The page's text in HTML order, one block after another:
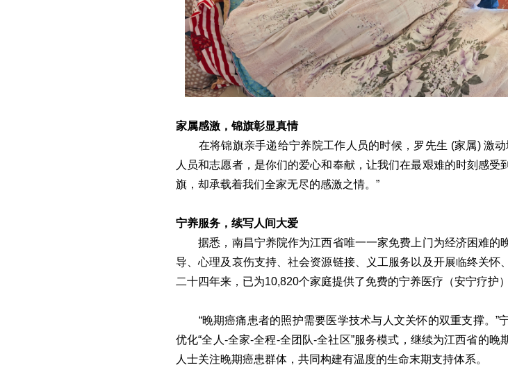
家属感激，锦旗彰显真情
在将锦旗亲手递给宁养院工作人员的时候，罗先生 (家属) 激
人员和志愿者，是你们的爱心和奉献，让我们在最艰难的时刻感受
旗，却承载着我们全家无尽的感激之情。”
宁养服务，续写人间大爱
据悉，南昌宁养院作为江西省唯一一家免费上门为经济困难的
导、心理及哀伤支持、社会资源链接、义工服务以及开展临终关怀
二十四年来，已为10,820个家庭提供了免费的宁养医疗（安宁疗护）
“晚期癌痛患者的照护需要医学技术与人文关怀的双重支撑。”
优化“全人-全家-全程-全团队-全社区”服务模式，继续为江西省的晚
人士关注晚期癌患群体，共同构建有温度的生命末期支持体系。